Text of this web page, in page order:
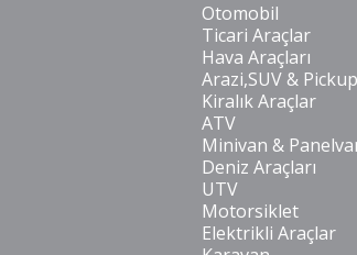
Otomobil
Ticari Araçlar
Hava Araçları
Arazi,SUV & Pickup
Kiralık Araçlar
ATV
Minivan &
Deniz Araçları
UTV
Motorsiklet
Elektrikli Araçlar